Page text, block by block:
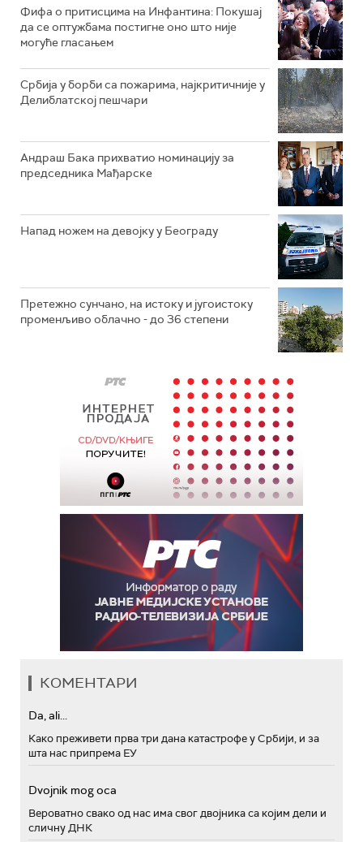
Фифа о притисцима на Инфантина: Покушај
да се оптужбама постигне оно што није
могуће гласањем
Србија у борби са пожарима, најкритичније у
Делиблатској пешчари
Андраш Бака прихватио номинацију за
председника Мађарске
Напад ножем на девојку у Београду
Претежно сунчано, на истоку и југоистоку
променљиво облачно - до 36 степени
КОМЕНТАРИ
Da, ali...
Како преживети прва три дана катастрофе у Србији, и за
шта нас припрема ЕУ
Dvojnik mog oca
Вероватно свако од нас има свог двојника са којим дели и
сличну ДНК